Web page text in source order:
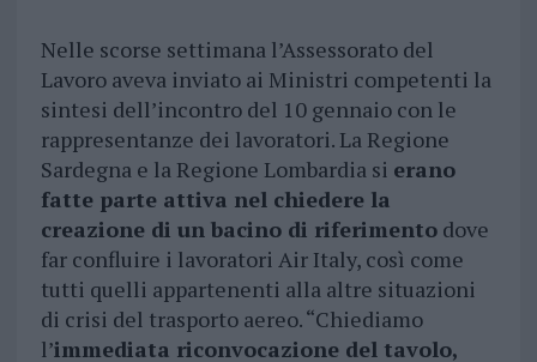
Nelle scorse settimana l’Assessorato del
Lavoro aveva inviato ai Ministri competenti la
sintesi dell’incontro del 10 gennaio con le
rappresentanze dei lavoratori. La Regione
Sardegna e la Regione Lombardia si erano
fatte parte attiva nel chiedere la
creazione di un bacino di riferimentodove
far confluire i lavoratori Air Italy, così come
tutti quelli appartenenti alla altre situazioni
di crisi del trasporto aereo. “Chiediamo
l’immediata riconvocazione del tavolo,